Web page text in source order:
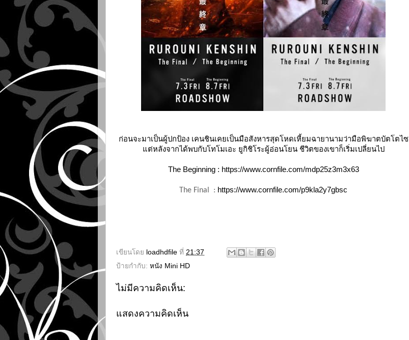
ก่อนจะมาเป็นผู้ปกป้อง เคนชินเคยเป็นมือสังหารสุดโหดเหี้ยมฉายานามว่ามือพิฆาตบัตโตไซ
แต่หลังจากได้พบกับโทโมเอะ ยูกิชิโระผู้อ่อนโยน ชีวิตของเขาก็เริ่มเปลี่ยนไป
The Beginning : https://www.cornfile.com/mdp25z3m3x63
The Final : https://www.cornfile.com/p9kla2y7gbsc
เขียนโดย loadhdfile ที่ 21:37
ป้ายกำกับ: หนัง Mini HD
ไม่มีความคิดเห็น:
แสดงความคิดเห็น